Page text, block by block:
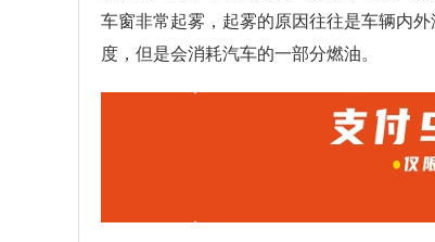
车窗非常起雾，起雾的原因往往是车辆内
度，但是会消耗汽车的一部分燃油。